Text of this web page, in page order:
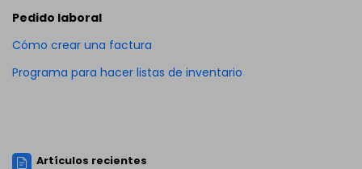
Pedido laboral
Cómo crear una factura
Programa para hacer listas de inventario
Artículos recientes